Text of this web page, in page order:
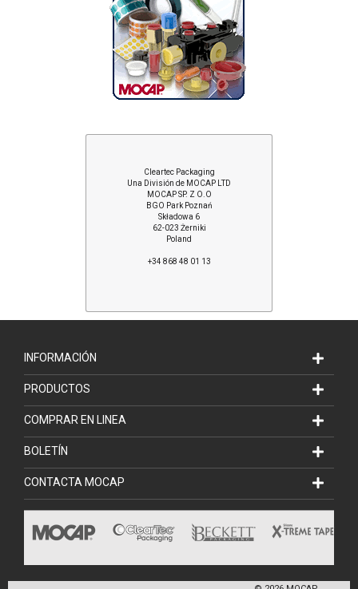
Cleartec Packaging
Una División de MOCAP LTD
MOCAP SP. Z O.O
BGO Park Poznań
Składowa 6
62-023 Żerniki
Poland
+34 868 48 01 13
INFORMACIÓN
PRODUCTOS
COMPRAR EN LINEA
BOLETÍN
CONTACTA MOCAP